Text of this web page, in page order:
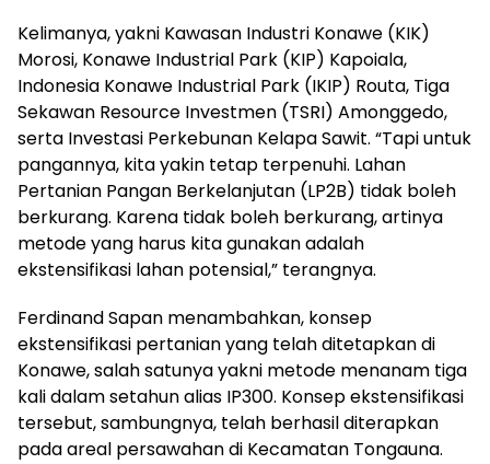
Kelimanya, yakni Kawasan Industri Konawe (KIK)
Morosi, Konawe Industrial Park (KIP) Kapoiala,
Indonesia Konawe Industrial Park (IKIP) Routa, Tiga
Sekawan Resource Investmen (TSRI) Amonggedo,
serta Investasi Perkebunan Kelapa Sawit. “Tapi untuk
pangannya, kita yakin tetap terpenuhi. Lahan
Pertanian Pangan Berkelanjutan (LP2B) tidak boleh
berkurang. Karena tidak boleh berkurang, artinya
metode yang harus kita gunakan adalah
ekstensifikasi lahan potensial,” terangnya.
Ferdinand Sapan menambahkan, konsep
ekstensifikasi pertanian yang telah ditetapkan di
Konawe, salah satunya yakni metode menanam tiga
kali dalam setahun alias IP300. Konsep ekstensifikasi
tersebut, sambungnya, telah berhasil diterapkan
pada areal persawahan di Kecamatan Tongauna.